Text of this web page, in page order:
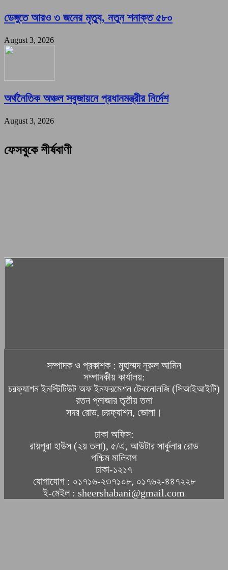
ডেঙ্গুতে আরও ৩ জনের মৃত্যু, নতুন শনাক্ত ৫৮০
August 3, 2026
অর্থনৈতিক অঞ্চল সবুজায়নে প্রধানমন্ত্রীর নির্দেশ
August 3, 2026
ফেসবুকে শীর্ষবাণী
সম্পাদক ও প্রকাশক : মুহাম্মদ নূরুল আমিন
সম্পাদকীয় কার্যালয়:
চরফ্যাশন ইনস্টিটিউট অফ ইনফরমেশন টেকনোলজি (সিআইআইটি)
রতন প্লাজার তৃতীয় তলা
সদর রোড, চরফ্যাশন, ভোলা।
ঢাকা অফিস:
রায়পুরা হাউস (২য় তলা), ৫/এ, আউটার সার্কুলার রোড
পশ্চিম মালিবাগ
ঢাকা-১২১৭
যোগাযোগ : ০১৭১৬-২৩৭১০৮, ০১৭৬২-৪৪৭২২৮
ই-মেইল : sheershabani@gmail.com